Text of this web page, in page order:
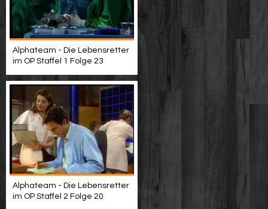
Alphateam - Die Lebensretter
im OP Staffel 1 Folge 23
Alphateam - Die Lebensretter
im OP Staffel 2 Folge 20